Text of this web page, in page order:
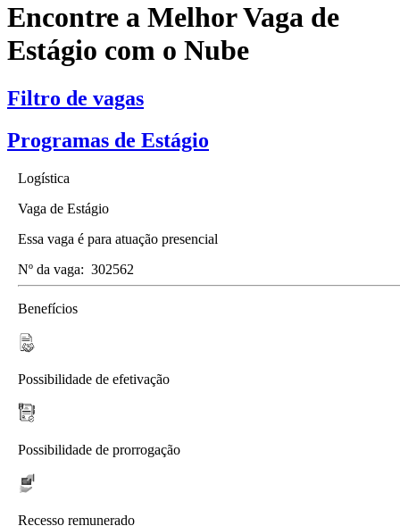
Encontre a Melhor Vaga de
Estágio com o Nube
Filtro de vagas
Programas de Estágio
Logística
Vaga de Estágio
Essa vaga é para atuação presencial
Nº da vaga: 302562
Benefícios
Possibilidade de efetivação
Possibilidade de prorrogação
Recesso remunerado